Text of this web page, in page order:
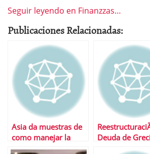
Seguir leyendo en Finanzzas…
Publicaciones Relacionadas:
Asia da muestras de
como manejar la
Deuda PÃºblica
Deuda de